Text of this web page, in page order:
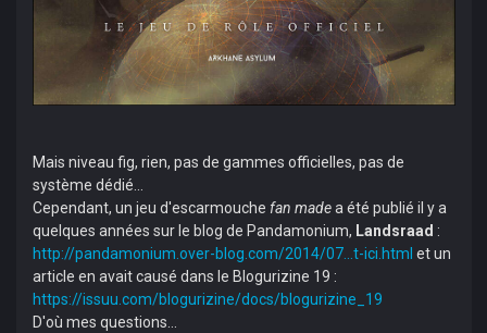
Mais niveau fig, rien, pas de gammes officielles, pas de
système dédié...
Cependant, un jeu d'escarmouche fan madea été publié il y a
quelques années sur le blog de Pandamonium, Landsraad :
http://pandamonium.over-blog.com/2014/07...t-ici.html et un
article en avait causé dans le Blogurizine 19 :
https://issuu.com/blogurizine/docs/blogurizine_19
D'où mes questions...